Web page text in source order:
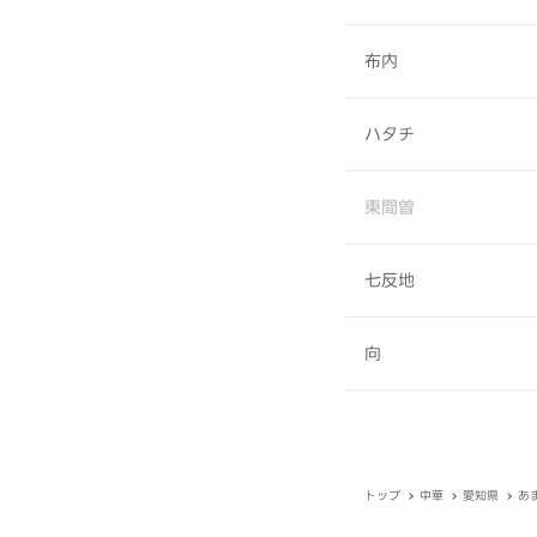
布内
ハタチ
東間曽
七反地
向
トップ 中華 愛知県 あ